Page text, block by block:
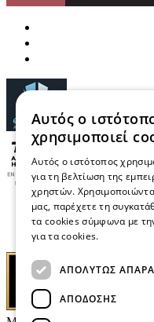
Αυτός ο
χρησιμοποιεί
Αυτός ο ιστότοπος
για τη βελτίωση της
χρηστών.
μας, παρέχετε τη
τα cookies σύμφωνα με
για τα cookies.
ΑΠΟΛΎΤΩΣ
ΑΠΌΔΟΣΗΣ